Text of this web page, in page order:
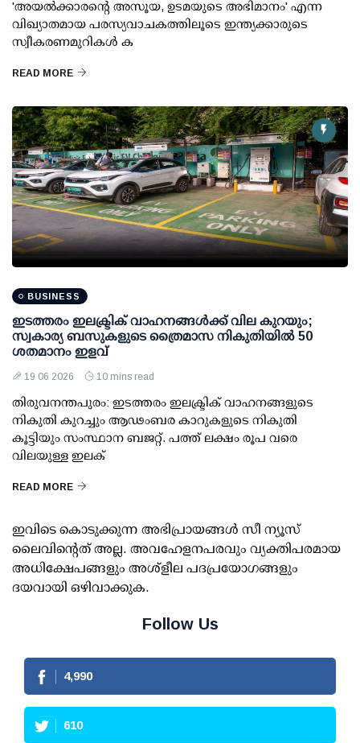
'അയല്‍ക്കാരന്റെ അസൂയ, ഉടമയുടെ അഭിമാനം' എന്ന
വിഖ്യാതമായ പരസ്യവാചകത്തിലൂടെ ഇന്ത്യക്കാരുടെ
സ്വീകരണമുറികള്‍ ക
READ MORE
BUSINESS
ഇടത്തരം ഇലക്ട്രിക് വാഹനങ്ങള്‍ക്ക് വില കുറയും;
സ്വകാര്യ ബസുകളുടെ ത്രൈമാസ നികുതിയില്‍ 50
ശതമാനം ഇളവ്
19 06 2026 10 mins read
തിരുവനന്തപുരം: ഇടത്തരം ഇലക്ട്രിക് വാഹനങ്ങളുടെ
നികുതി കുറച്ചും ആഢംബര കാറുകളുടെ നികുതി
കൂട്ടിയും സംസ്ഥാന ബജറ്റ്. പത്ത് ലക്ഷം രൂപ വരെ
വിലയുള്ള ഇലക്
READ MORE
ഇവിടെ കൊടുക്കുന്ന അഭിപ്രായങ്ങള്‍ സീ ന്യൂസ്
ലൈവിന്റെത് അല്ല. അവഹേളനപരവും വ്യക്തിപരമായ
അധിക്ഷേപങ്ങളും അശ്‌ളീല പദപ്രയോഗങ്ങളും
ദയവായി ഒഴിവാക്കുക.
Follow Us
4,990
610